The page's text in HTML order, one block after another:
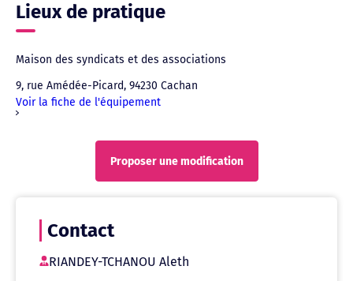
Lieux de pratique
Maison des syndicats et des associations
9, rue Amédée-Picard, 94230 Cachan
Voir la fiche de l'équipement
Proposer une modification
Contact
RIANDEY-TCHANOU Aleth